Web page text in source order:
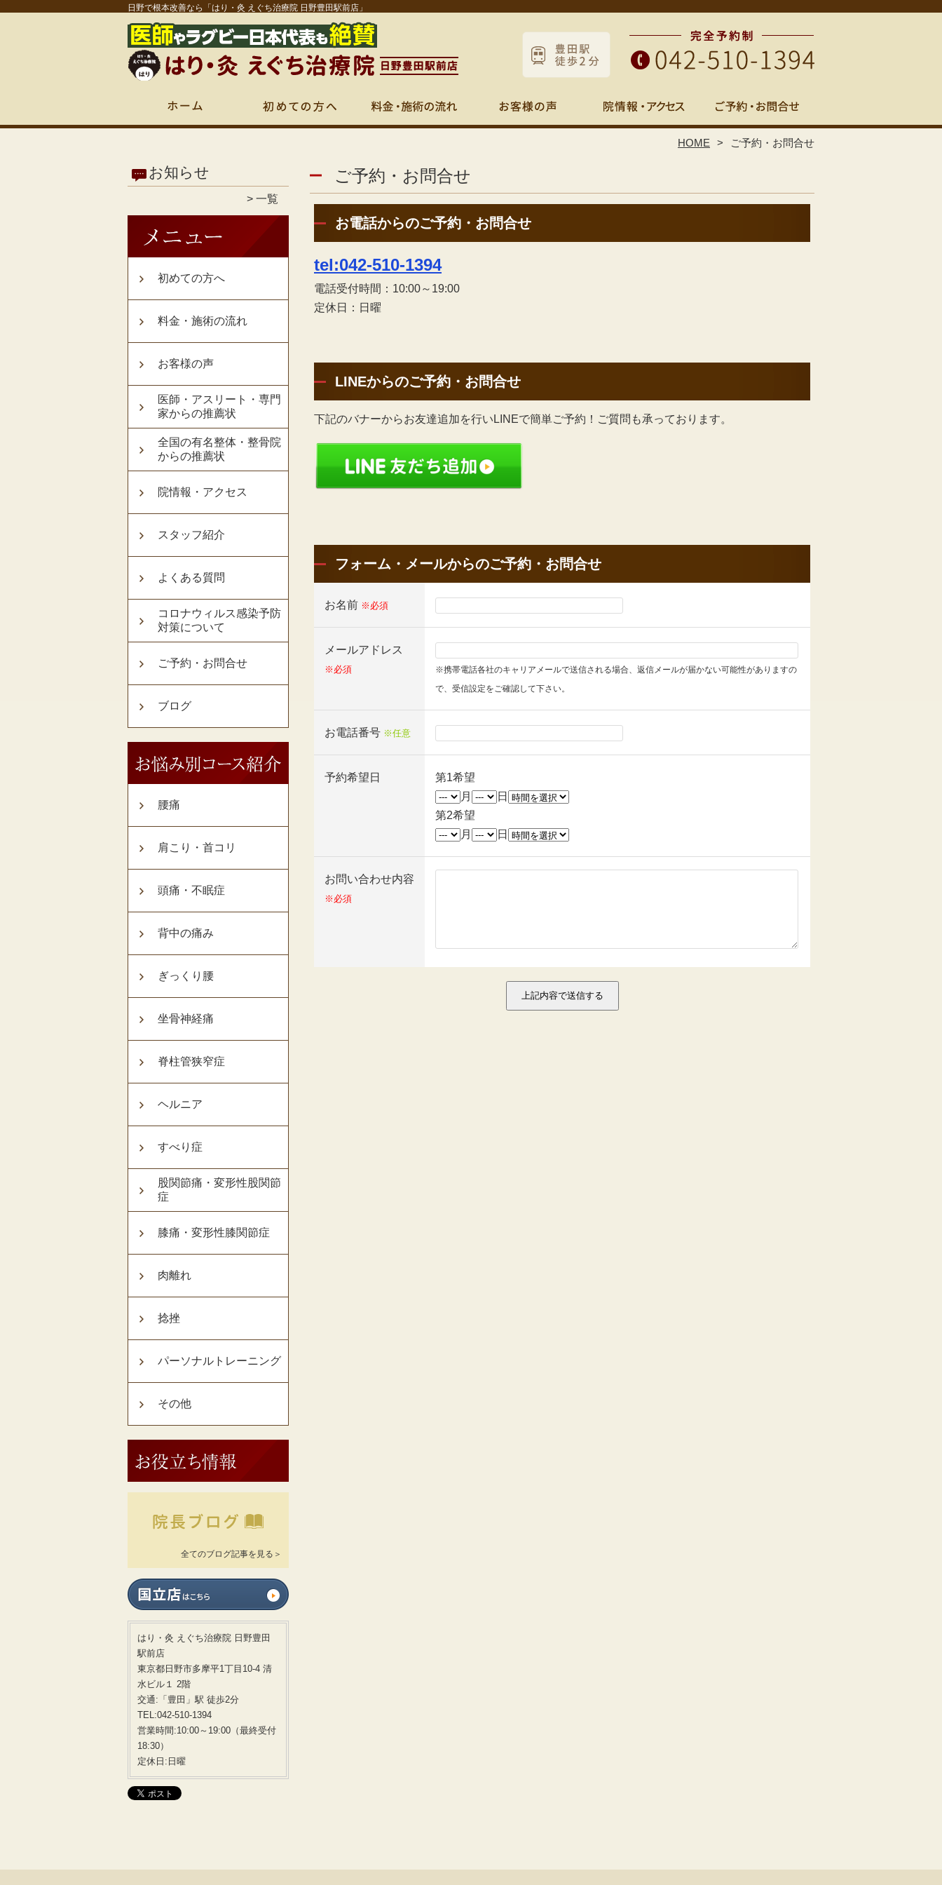
日野で根本改善なら「はり・灸 えぐち治療院 日野豊田駅前店」
HOME ご予約・お問合せ
お知らせ
一覧
初めての方へ
料金・施術の流れ
お客様の声
医師・アスリート・専門
家からの推薦状
全国の有名整体・整骨院
からの推薦状
院情報・アクセス
スタッフ紹介
よくある質問
コロナウィルス感染予防
対策について
ご予約・お問合せ
ブログ
腰痛
肩こり・首コリ
頭痛・不眠症
背中の痛み
ぎっくり腰
坐骨神経痛
脊柱管狭窄症
ヘルニア
すべり症
股関節痛・変形性股関節
症
膝痛・変形性膝関節症
肉離れ
捻挫
パーソナルトレーニング
その他
全てのブログ記事を見る＞
はり・灸 えぐち治療院 日野豊田
駅前店
東京都日野市多摩平1丁目10-4 清
水ビル１ 2階
交通:「豊田」駅 徒歩2分
TEL:042-510-1394
営業時間:10:00～19:00（最終受付
18:30）
定休日:日曜
ご予約・お問合せ
お電話からのご予約・お問合せ
tel:042-510-1394
電話受付時間：10:00～19:00
定休日：日曜
LINEからのご予約・お問合せ
下記のバナーからお友達追加を行いLINEで簡単ご予約！ご質問も承っております。
フォーム・メールからのご予約・お問合せ
お名前 ※必須
メールアドレス
※必須
※携帯電話各社のキャリアメールで送信される場合、返信メールが届かない可能性がありますの
で、受信設定をご確認して下さい。
お電話番号 ※任意
予約希望日
第1希望
月
日
第2希望
月
日
お問い合わせ内容
※必須